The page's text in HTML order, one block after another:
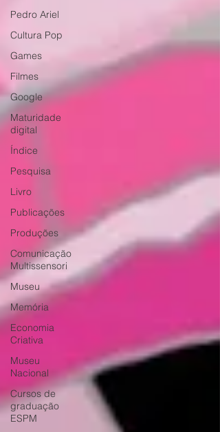
Pedro Ariel
Cultura Pop
Games
Filmes
Google
Maturidade
digital
Índice
Pesquisa
Livro
Publicações
Produções
Comunicação
Multissensori
Museu
Memória
Economia
Criativa
Museu
Nacional
Cursos de
graduação
ESPM